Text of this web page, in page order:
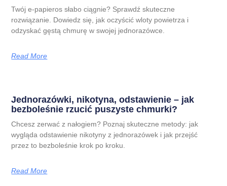
Twój e-papieros słabo ciągnie? Sprawdź skuteczne
rozwiązanie. Dowiedz się, jak oczyścić wloty powietrza i
odzyskać gęstą chmurę w swojej jednorazówce.
Read More
Jednorazówki, nikotyna, odstawienie – jak
bezboleśnie rzucić puszyste chmurki?
Chcesz zerwać z nałogiem? Poznaj skuteczne metody: jak
wygląda odstawienie nikotyny z jednorazówek i jak przejść
przez to bezboleśnie krok po kroku.
Read More